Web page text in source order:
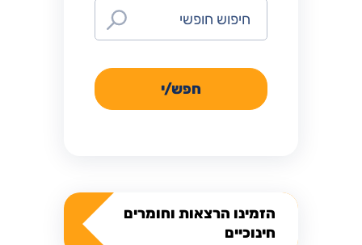
חפש/י
הזמינו הרצאות וחומרים
חינוכיים